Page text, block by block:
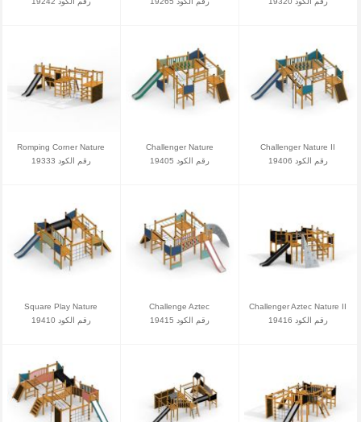
Romping Corner Nature
رقم الكود 19333
Challenger Nature
رقم الكود 19405
Challenger Nature II
رقم الكود 19406
Square Play Nature
رقم الكود 19410
Challenge Aztec
رقم الكود 19415
Challenger Aztec Nature II
رقم الكود 19416